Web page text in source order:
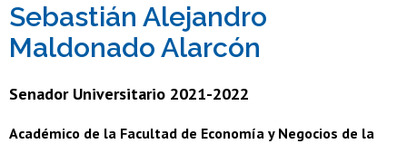
Académicas/os
Funcionarias/os
Egresadas/os
Sebastián Alejandro
Maldonado Alarcón
Senador Universitario 2021-2022
Académico de la Facultad de Economía y Negocios de la